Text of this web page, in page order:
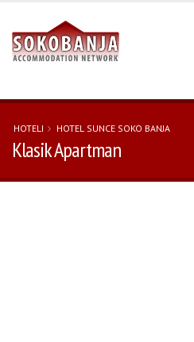
HOTELI HOTEL SUNCE SOKO BANJA
Klasik Apartman